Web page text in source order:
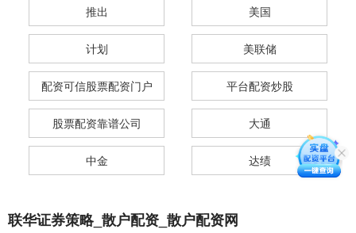
推出 美国
计划 美联储
配资可信股票配资门户 平台配资炒股
股票配资靠谱公司 大通
中金 达绩
联华证券策略_散户配资_散户配资网